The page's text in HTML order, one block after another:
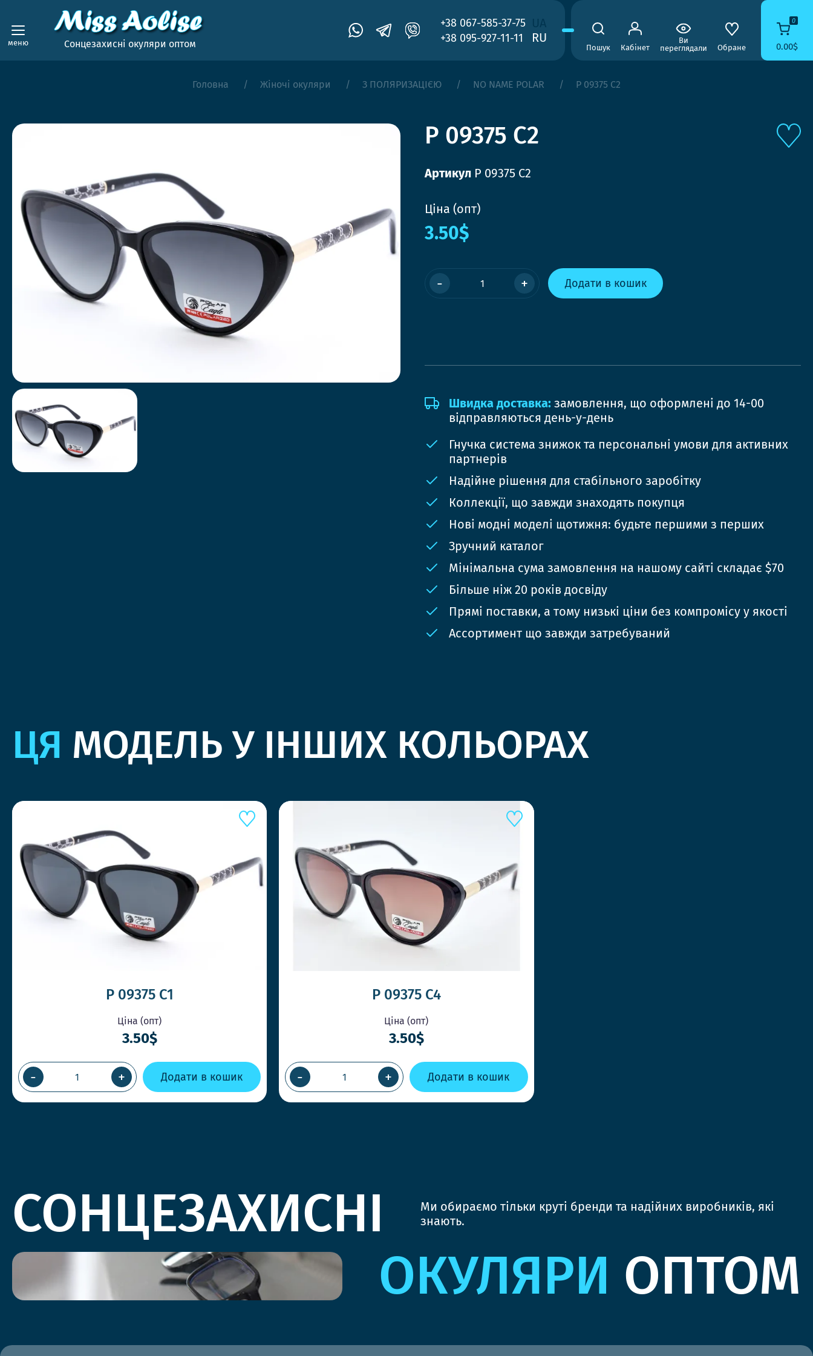
меню Сонцезахисні окуляри оптом
+38 067-585-37-75
+38 095-927-11-11
RU
Пошук Кабінет
Ви
переглядали
Обране
0
0.00$
Головна Жіночі окуляри З ПОЛЯРИЗАЦІЄЮ NO NAME POLAR P 09375 C2
P 09375 C2
Артикул P 09375 C2
Ціна (опт)
3.50$
- + Додати в кошик
Швидка доставка: замовлення, що оформлені до 14-00
відправляються день-у-день
Гнучка система знижок та персональні умови для активних
партнерів
Надійне рішення для стабільного заробітку
Коллекції, що завжди знаходять покупця
Нові модні моделі щотижня: будьте першими з перших
Зручний каталог
Мінімальна сума замовлення на нашому сайті складає $70
Більше ніж 20 років досвіду
Прямі поставки, а тому низькі ціни без компромісу у якості
Ассортимент що завжди затребуваний
ЦЯ МОДЕЛЬ У ІНШИХ КОЛЬОРАХ
P 09375 C1
Ціна (опт)
3.50$
- + Додати в кошик
P 09375 C4
Ціна (опт)
3.50$
- + Додати в кошик
СОНЦЕЗАХИСНІ
Ми обираємо тільки круті бренди та надійних виробників, які
знають.
ОКУЛЯРИ ОПТОМ